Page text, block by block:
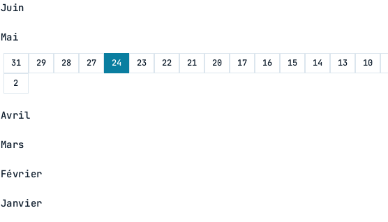
Juin
Mai
31 29 28 27 24 23 22 21 20 17 16 15 14 13 10
2
Avril
Mars
Février
Janvier